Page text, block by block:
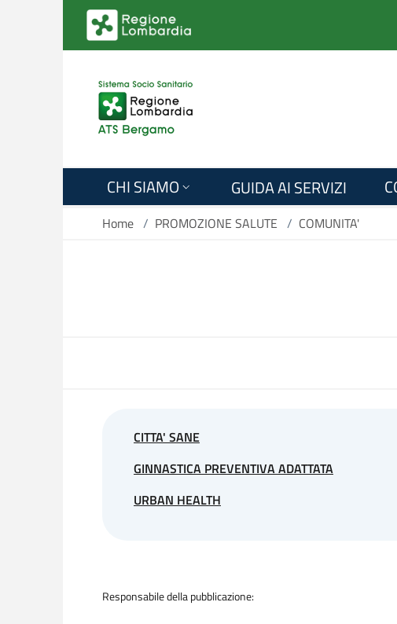
Salta al contenuto principale
CHI SIAMO GUIDA AI SERVIZI
Home / PROMOZIONE SALUTE / COMUNITA'
CITTA' SANE
GINNASTICA PREVENTIVA ADATTATA
URBAN HEALTH
Responsabile della pubblicazione: